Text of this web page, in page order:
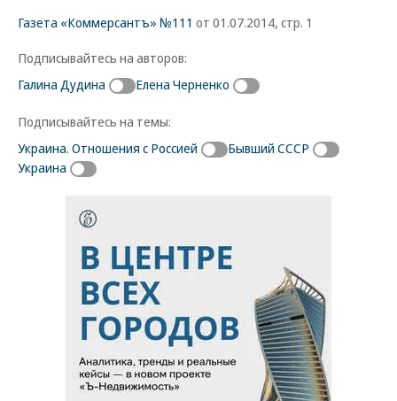
Газета «Коммерсантъ» №111 от 01.07.2014, стр. 1
Подписывайтесь на авторов:
Галина Дудина
Елена Черненко
Подписывайтесь на темы:
Украина. Отношения с Россией
Бывший СССР
Украина